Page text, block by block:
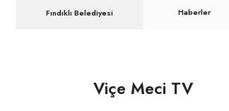
Fındıklı Belediyesi Haberler
zamanda gururumuz ve
Viçe Meci TV